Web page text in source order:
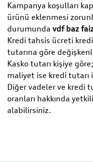
Kampanya koşulları
ürünü eklenmesi
durumunda vdf baz
Kredi tahsis ücreti
tutarına göre
Kasko tutarı kişiye
maliyet ise kredi tutarı
Diğer vadeler ve kredi
oranları hakkında
alabilirsiniz.